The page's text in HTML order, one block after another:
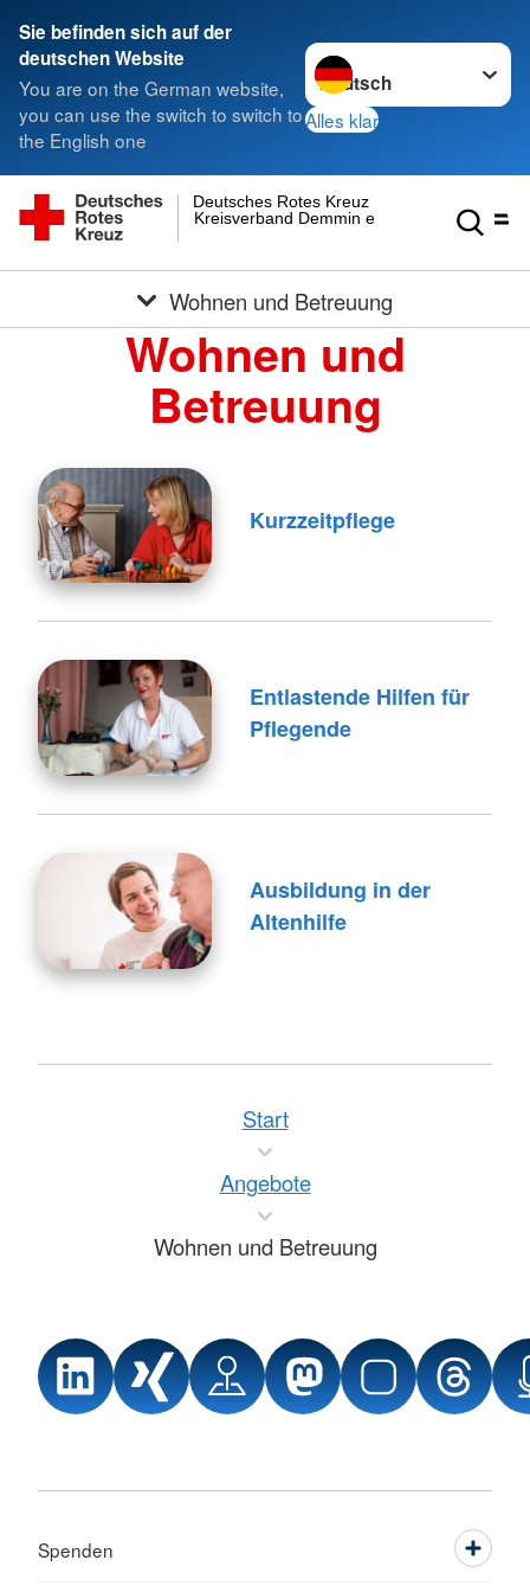
Sie befinden sich auf der
deutschen Website
You are on the German website,
you can use the switch to switch to
the English one
Sprache wechseln zu
Alles klar
Kreisverband Demmin e.V.
Deutsches Rotes Kreuz
Wohnen und Betreuung
Wohnen und
Betreuung
Kurzzeitpflege
Entlastende Hilfen für
Pflegende
Ausbildung in der
Altenhilfe
Start
Angebote
Wohnen und Betreuung
Spenden